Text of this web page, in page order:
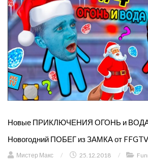
Новые ПРИКЛЮЧЕНИЯ ОГОНЬ и ВОДА
Новогодний ПОБЕГ из ЗАМКА от
Мистер Макс / 25.12.2018 /